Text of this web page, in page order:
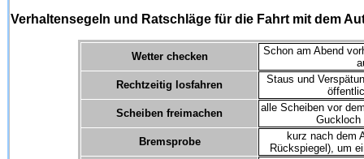
Verhaltensegeln und Ratschläge für die Fahrt mit dem
Wetter checken
Schon am Abend
Rechtzeitig losfahren
Staus und
Scheiben freimachen
alle Scheiben vor
Guckloch
Bremsprobe
kurz nach dem
Rückspiegel), um